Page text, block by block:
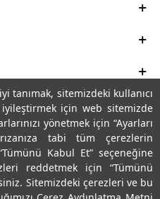
tanımak, sitemizdeki kullanıcı
için web sitemizde
yönetmek için “Ayarları
tabi tüm çerezlerin
Kabul Et” seçeneğine
reddetmek için “Tümünü
Sitemizdeki çerezleri ve bu